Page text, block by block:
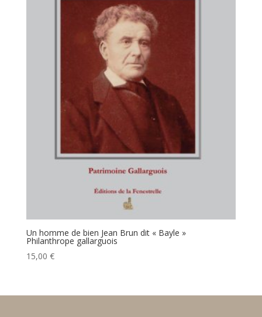
Un homme de bien Jean Brun dit « Bayle »
Philanthrope gallarguois
15,00 €